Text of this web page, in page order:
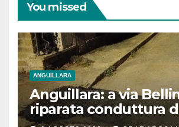
You missed
ANGUILLARA
Anguillara: a via
riparata conduttura